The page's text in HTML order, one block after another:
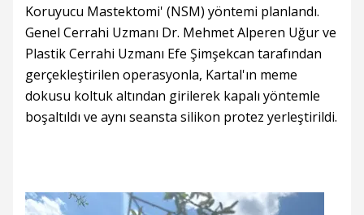
Koruyucu Mastektomi' (NSM) yöntemi planlandı.
Genel Cerrahi Uzmanı Dr. Mehmet Alperen Uğur ve
Plastik Cerrahi Uzmanı Efe Şimşekcan tarafından
gerçekleştirilen operasyonla, Kartal'ın meme
dokusu koltuk altından girilerek kapalı yöntemle
boşaltıldı ve aynı seansta silikon protez yerleştirildi.